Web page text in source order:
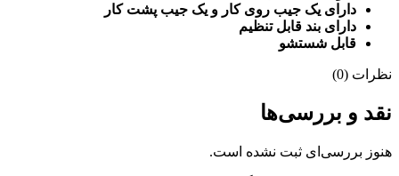
دارای یک جیب روی کار و یک جیب پشت کار
دارای بند قابل تنظیم
قابل شستشو
نظرات (0)
نقد و بررسی‌ها
هنوز بررسی‌ای ثبت نشده است.